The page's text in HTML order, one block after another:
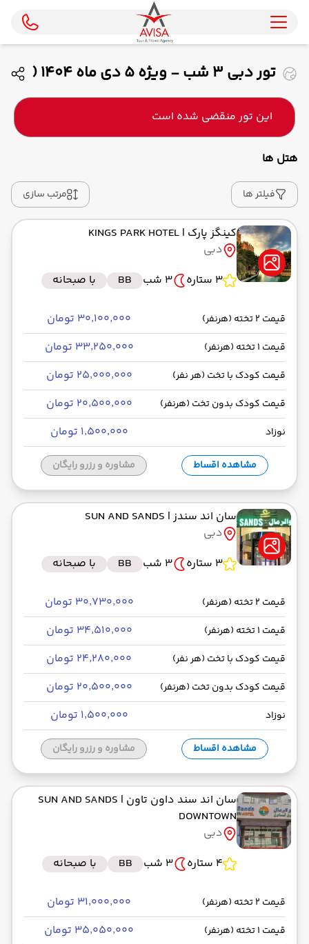
تور دبی 3 شب - ویژه 5 دی ماه 1404 (
ایران ایرتور )
این تور منقضی شده است
هتل ها
فیلتر ها مرتب سازی
کینگز پارک | KINGS PARK HOTEL
دبی
3 ستاره
3 شب BB با صبحانه
قیمت 2 تخته (هرنفر) ۳۰٬۱۰۰٬۰۰۰ تومان
قیمت 1 تخته (هرنفر) ۳۳٬۲۵۰٬۰۰۰ تومان
قیمت کودک با تخت (هر نفر) ۲۵٬۰۰۰٬۰۰۰ تومان
قیمت کودک بدون تخت (هرنفر) ۲۰٬۵۰۰٬۰۰۰ تومان
نوزاد ۱٬۵۰۰٬۰۰۰ تومان
مشاهده اقساط مشاوره و رزرو رایگان
سان اند سندز| SUN AND SANDS
دبی
3 ستاره
3 شب BB با صبحانه
قیمت 2 تخته (هرنفر) ۳۰٬۷۳۰٬۰۰۰ تومان
قیمت 1 تخته (هرنفر) ۳۴٬۵۱۰٬۰۰۰ تومان
قیمت کودک با تخت (هر نفر) ۲۴٬۲۸۰٬۰۰۰ تومان
قیمت کودک بدون تخت (هرنفر) ۲۰٬۵۰۰٬۰۰۰ تومان
نوزاد ۱٬۵۰۰٬۰۰۰ تومان
مشاهده اقساط مشاوره و رزرو رایگان
سان اند سند داون تاون | SUN AND SANDS
DOWNTOWN
دبی
4 ستاره
3 شب BB با صبحانه
قیمت 2 تخته (هرنفر) ۳۱٬۰۰۰٬۰۰۰ تومان
قیمت 1 تخته (هرنفر) ۳۵٬۰۵۰٬۰۰۰ تومان